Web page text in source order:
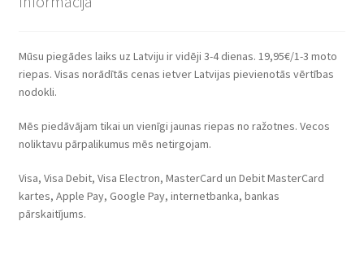
Mūsu piegādes laiks uz Latviju ir vidēji 3-4 dienas. 19,95€/1-3 moto
riepas. Visas norādītās cenas ietver Latvijas pievienotās vērtības
nodokli.
Mēs piedāvājam tikai un vienīgi jaunas riepas no ražotnes. Vecos
noliktavu pārpalikumus mēs netirgojam.
Visa, Visa Debit, Visa Electron, MasterCard un Debit MasterCard
kartes, Apple Pay, Google Pay, internetbanka, bankas
pārskaitījums.